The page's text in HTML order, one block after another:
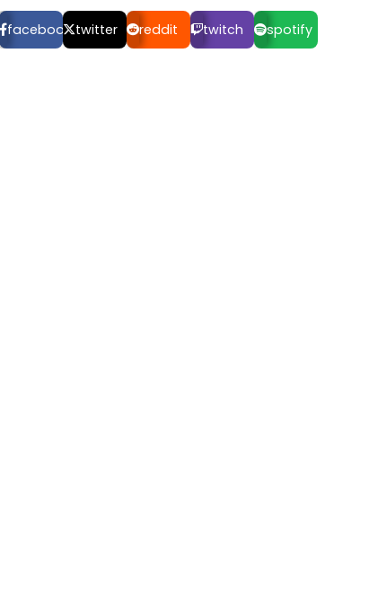
facebook twitter reddit twitch spotify